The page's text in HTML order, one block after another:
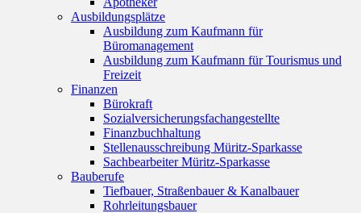
Ausbildungsplätze
Ausbildung zum Kaufmann für
Büromanagement
Ausbildung zum Kaufmann für Tourismus und
Freizeit
Finanzen
Bürokraft
Sozialversicherungsfachangestellte
Finanzbuchhaltung
Stellenausschreibung Müritz-Sparkasse
Sachbearbeiter Müritz-Sparkasse
Bauberufe
Tiefbauer, Straßenbauer & Kanalbauer
Rohrleitungsbauer